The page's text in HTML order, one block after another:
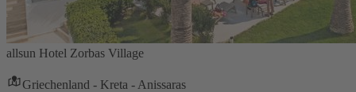
allsun Hotel Zorbas Village
Griechenland - Kreta - Anissaras